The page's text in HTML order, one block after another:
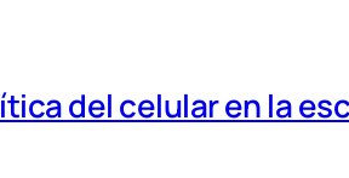
del celular en la